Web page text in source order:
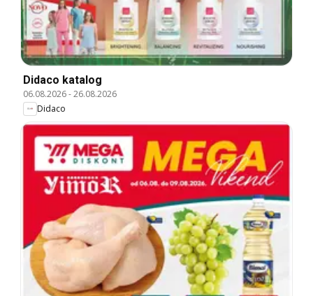
Didaco katalog
06.08.2026-26.08.2026
Didaco